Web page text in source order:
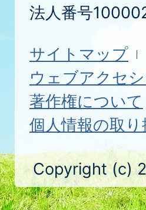
法人番号
サイトマップ
ウェブアクセ
著作権について
個人情報の取り
Copyright (c)